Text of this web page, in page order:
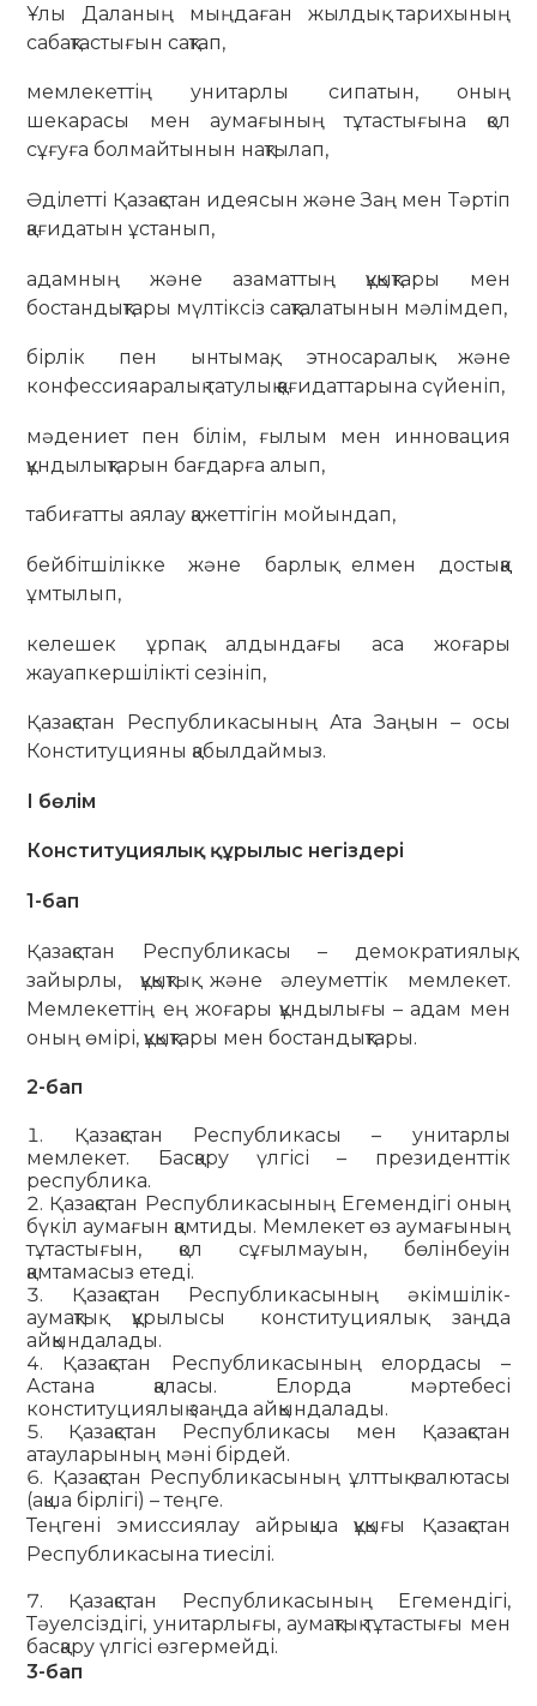
Ұлы Даланың мыңдаған жылдық тарихының
сабақтас­тығын сақтап,
мемлекеттің унитарлы сипатын, оның
шекарасы мен аумағының тұтастығына қол
сұғуға болмайтынын нақтылап,
Әділетті Қазақстан идеясын және Заң мен Тәртіп
қағидатын ұстанып,
адамның және азаматтың құқықтары мен
бостандықтары мүлтіксіз сақталатынын мәлімдеп,
бірлік пен ынтымақ, этносаралық және
конфессияаралық татулық қағидаттарына сүйеніп,
мәдениет пен білім, ғылым мен инновация
құндылық­тарын бағдарға алып,
табиғатты аялау қажеттігін мойындап,
бейбітшілікке және барлық елмен достыққа
ұмтылып,
келешек ұрпақ алдындағы аса жоғары
жауапкершілікті сезініп,
Қазақстан Республикасының Ата Заңын – осы
Конституцияны қабылдаймыз.
І бөлім
Конституциялық құрылыс негіздері
1-бап
Қазақстан Республикасы – демократиялық,
зайырлы, құқықтық және әлеуметтік мемлекет.
Мемлекеттің ең жоғары құндылығы – адам мен
оның өмірі, құқықтары мен бостандықтары.
2-бап
Қазақстан Республикасы – унитарлы
мемлекет. Басқару үлгісі – президенттік
республика.
Қазақстан Республикасының Егемендігі оның
бүкіл аумағын қамтиды. Мемлекет өз аумағының
тұтастығын, қол сұғылмауын, бөлінбеуін
қамтамасыз етеді.
Қазақстан Республикасының әкімшілік-
аумақтық құрылысы конституциялық заңда
айқындалады.
Қазақстан Республикасының елордасы –
Астана қаласы. Елорда мәртебесі
конституциялық заңда айқындалады.
Қазақстан Республикасы мен Қазақстан
атауларының мәні бірдей.
Қазақстан Республикасының ұлттық валютасы
(ақша бірлігі) – теңге.
Теңгені эмиссиялау айрықша құқығы Қазақстан
Республикасына тиесілі.
Қазақстан Республикасының Егемендігі,
Тәуелсіздігі, унитарлығы, аумақтық тұтастығы мен
басқару үлгісі өзгермейді.
3-бап